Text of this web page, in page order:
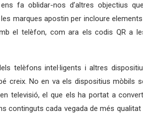
fa oblidar-nos d’altres objectius
marques apostin per incloure elements
el telèfon, com ara els codis QR a
telèfons intel·ligents i altres
creix. No en va els dispositius mòbils
televisió, el que els ha portat a
continguts cada vegada de més